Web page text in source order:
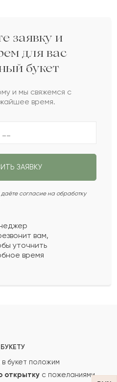
2023-05-31
2023-04-09
еще
заявку и
для вас
букет
и мы свяжемся с
время.
ЗАЯВКУ
согласие на обработку
вам,
уточнить
время
букет положим
открытку с пожеланиями